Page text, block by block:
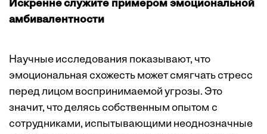
Искренне служите примером эмоциональной
амбивалентности
Научные исследования показывают, что
эмоциональная схожесть может смягчать стресс
перед лицом воспринимаемой угрозы. Это
значит, что делясь собственным опытом с
сотрудниками, испытывающими неоднозначные